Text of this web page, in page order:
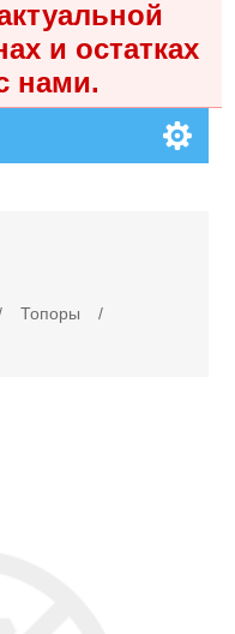
и остатках
нами.
Топоры
/